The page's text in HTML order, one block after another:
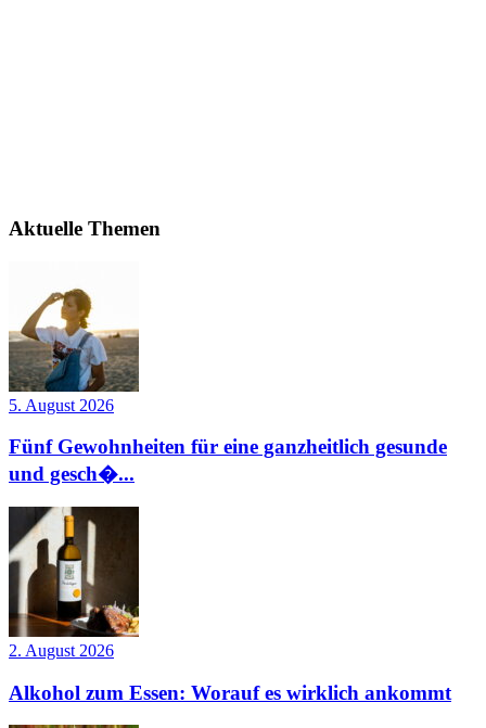
Aktuelle Themen
5. August 2026
Fünf Gewohnheiten für eine ganzheitlich gesunde
und gesch�...
2. August 2026
Alkohol zum Essen: Worauf es wirklich ankommt